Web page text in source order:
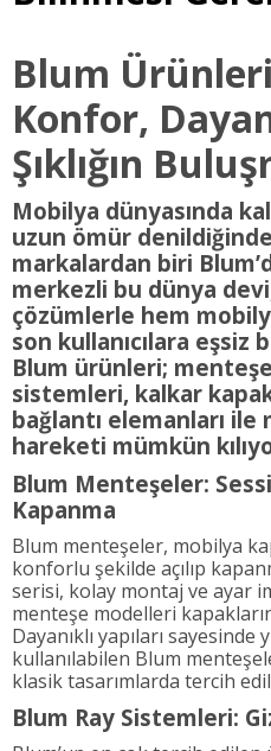
Blum
Konfor,
Şıklığın
Mobilya dünyasında
uzun ömür
markalardan biri
merkezli bu dünya
çözümlerle hem
son kullanıcılara
Blum ürünleri;
sistemleri, kalkar
bağlantı elemanları
hareketi mümkün
Blum Menteşeler:
Kapanma
Blum menteşeler, mobilya
konforlu şekilde açılıp
serisi, kolay montaj ve ayar
menteşe modelleri
Dayanıklı yapıları sayesinde
kullanılabilen Blum
klasik tasarımlarda tercih
Blum Ray Sistemleri: